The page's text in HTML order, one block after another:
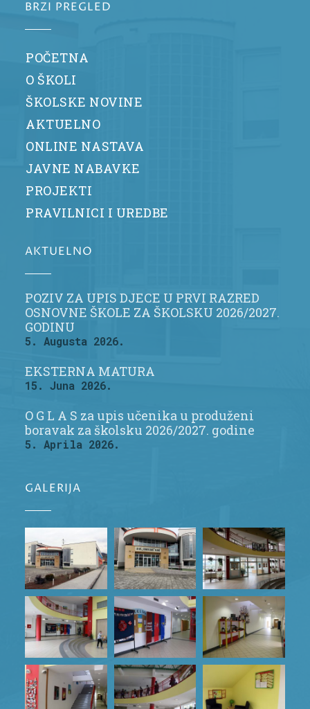
BRZI PREGLED
POČETNA
O ŠKOLI
ŠKOLSKE NOVINE
AKTUELNO
ONLINE NASTAVA
JAVNE NABAVKE
PROJEKTI
PRAVILNICI I UREDBE
AKTUELNO
POZIV ZA UPIS DJECE U PRVI RAZRED
OSNOVNE ŠKOLE ZA ŠKOLSKU 2026/2027.
GODINU
5. Augusta 2026.
EKSTERNA MATURA
15. Juna 2026.
O G L A S za upis učenika u produženi
boravak za školsku 2026/2027. godine
5. Aprila 2026.
GALERIJA